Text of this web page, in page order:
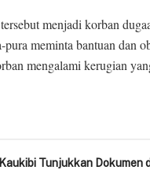
menjadi korban
meminta bantuan dan
mengalami kerugian
Tunjukkan Dokumen